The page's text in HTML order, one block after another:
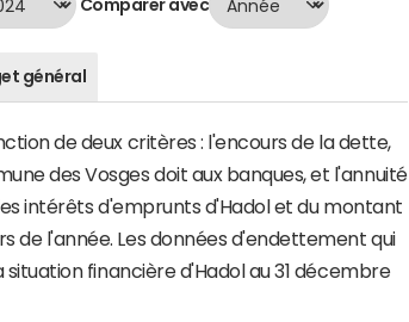
Comparer avec
général
de deux critères : l'encours de la dette,
des Vosges doit aux banques, et l'annuité
intérêts d'emprunts d'Hadol et du montant
de l'année. Les données d'endettement qui
financière d'Hadol au 31 décembre